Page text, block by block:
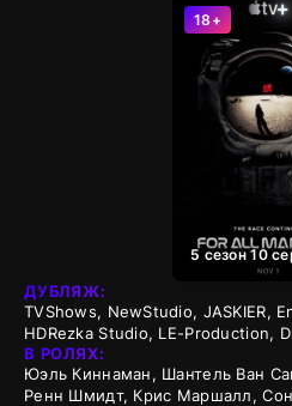
18+
5 сезон 10
ДУБЛЯЖ:
TVShows, NewStudio, JASKIER,
HDRezka Studio, LE-Production,
В РОЛЯХ:
Юэль Киннаман, Шантель Ван
Ренн Шмидт, Крис Маршалл,